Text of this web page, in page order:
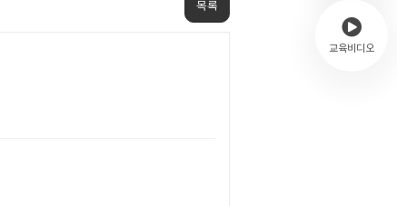
교육비디오
목록